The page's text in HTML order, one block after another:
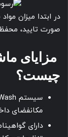
در ابتدا میزان
صورت تایید،
مزایای
چیست؟
مکانفضای